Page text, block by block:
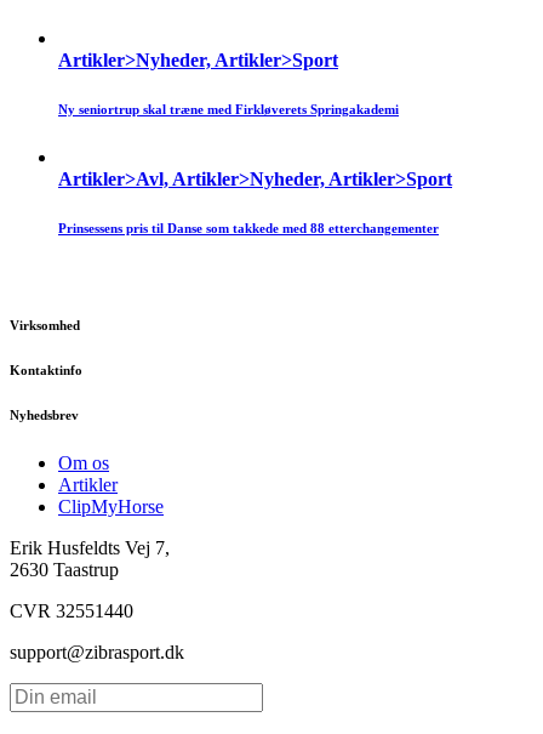
Artikler>Nyheder, Artikler>Sport
Ny seniortrup skal træne med Firkløverets Springakademi
Artikler>Avl, Artikler>Nyheder, Artikler>Sport
Prinsessens pris til Danse som takkede med 88 etterchangementer
Virksomhed
Kontaktinfo
Nyhedsbrev
Om os
Artikler
ClipMyHorse
Erik Husfeldts Vej 7,
2630 Taastrup
CVR 32551440
support@zibrasport.dk